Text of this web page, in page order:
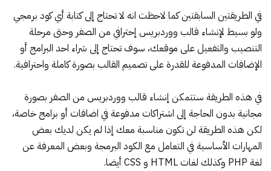
في الطريقتين السابقتين كما لاحظت انه لا تحتاج إلى كتابة أي كود برمجي
ولو بسيط لإنشاء قالب ووردبريس إحترافي من الصفر وحتى مرحلة
التنصيب والتفعيل على موقعك، سوف تحتاج إلى شراء احد البرامج أو
الإضافات المدفوعة للقدرة على تصميم القالب بصورة كاملة واحترافية.
في هذه الطريقة ستتمكن إنشاء قالب ووردبريس من الصفر بصورة
مجانية بدون الحاجة إلى اشتراكات مدفوعة في اضافات أو برامج خاصة،
لكن هذه الطريقة لن تكون مناسبة معك إذا لم يكن لديك بعض
المهارات الأساسية في التعامل مع الكود البرمجة وبعض المعرفة عن
لغة PHP وكذلك لغات HTML و CSS أيضا.